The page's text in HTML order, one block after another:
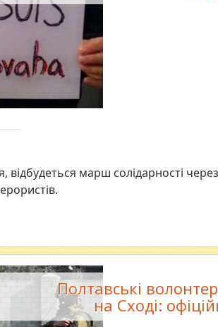
відбудеться марш солідарності
Полтавські
на Сході: